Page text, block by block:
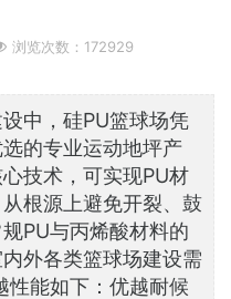
浏览次数：172929
中，硅PU篮球场凭
的专业运动地坪产
技术，可实现PU材
根源上避免开裂、鼓
PU与丙烯酸材料的
外各类篮球场建设需
性能如下：优越耐候